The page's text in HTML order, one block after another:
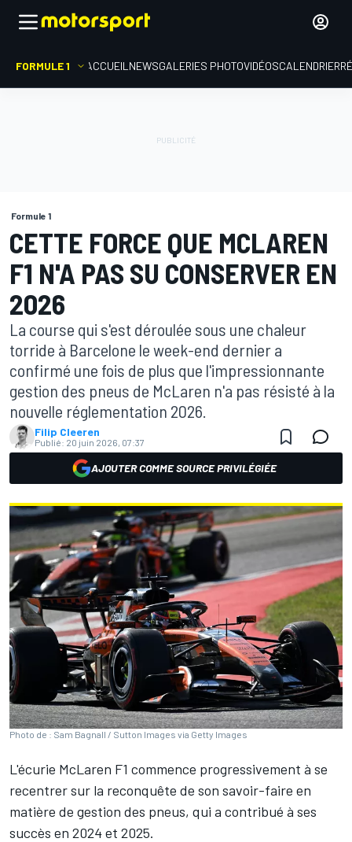
FORMULE 1 ACCUEIL NEWSGALERIES PHOTOVIDÉOSCALENDRIER
Formule 1
CETTE FORCE QUE MCLAREN
F1 N'A PAS SU CONSERVER EN
2026
La course qui s'est déroulée sous une chaleur
torride à Barcelone le week-end dernier a
confirmé une fois de plus que l'impressionnante
gestion des pneus de McLaren n'a pas résisté à la
nouvelle réglementation 2026.
Filip Cleeren
Publié: 20 juin 2026, 07:37
AJOUTER COMME SOURCE PRIVILÉGIÉE
Photo de : Sam Bagnall / Sutton Images via Getty Images
L'écurie McLaren F1 commence progressivement à se
recentrer sur la reconquête de son savoir-faire en
matière de gestion des pneus, qui a contribué à ses
succès en 2024 et 2025.